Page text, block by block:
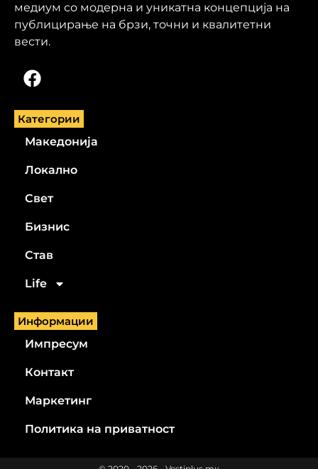
медиум со модерна и уникатна концепција на
публицирање на брзи, точни и квалитетни
вести.
Категории
Македонија
Локално
Свет
Бизнис
Став
Life
Информации
Импресум
Контакт
Маркетинг
Политика на приватност